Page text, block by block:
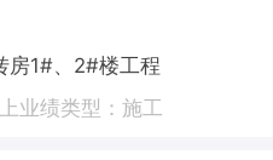
房1#、2#楼工程
业绩类型：施工